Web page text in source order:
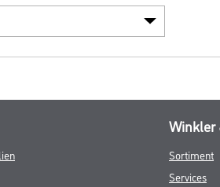
Winkler
Sortiment
Services